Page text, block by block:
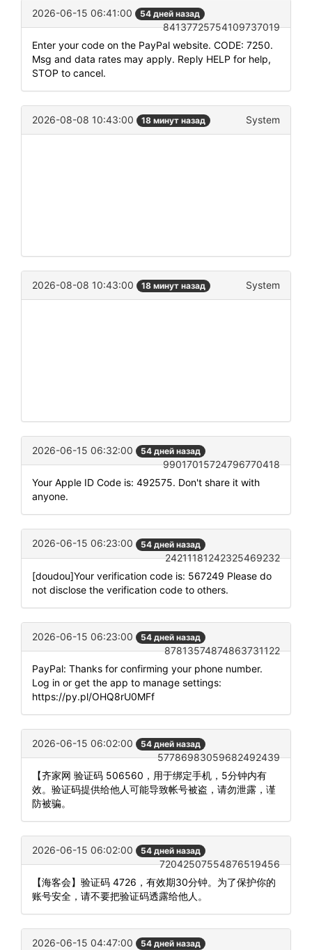
2026-06-15 06:41:00 54 дней назад
84137725754109737019
Enter your code on the PayPal website. CODE: 7250.
Msg and data rates may apply. Reply HELP for help,
STOP to cancel.
2026-08-08 10:43:00 18 минут назад System
2026-08-08 10:43:00 18 минут назад System
2026-06-15 06:32:00 54 дней назад
99017015724796770418
Your Apple ID Code is: 492575. Don't share it with
anyone.
2026-06-15 06:23:00 54 дней назад
24211181242325469232
[doudou]Your verification code is: 567249 Please do
not disclose the verification code to others.
2026-06-15 06:23:00 54 дней назад
87813574874863731122
PayPal: Thanks for confirming your phone number.
Log in or get the app to manage settings:
https://py.pl/OHQ8rU0MFf
2026-06-15 06:02:00 54 дней назад
57786983059682492439
【齐家网 验证码 506560，用于绑定手机，5分钟内有
效。验证码提供给他人可能导致帐号被盗，请勿泄露，谨
防被骗。
2026-06-15 06:02:00 54 дней назад
72042507554876519456
【海客会】验证码 4726，有效期30分钟。为了保护你的
账号安全，请不要把验证码透露给他人。
2026-06-15 04:47:00 54 дней назад